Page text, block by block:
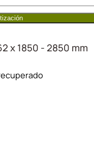
x 1850 - 2850 mm